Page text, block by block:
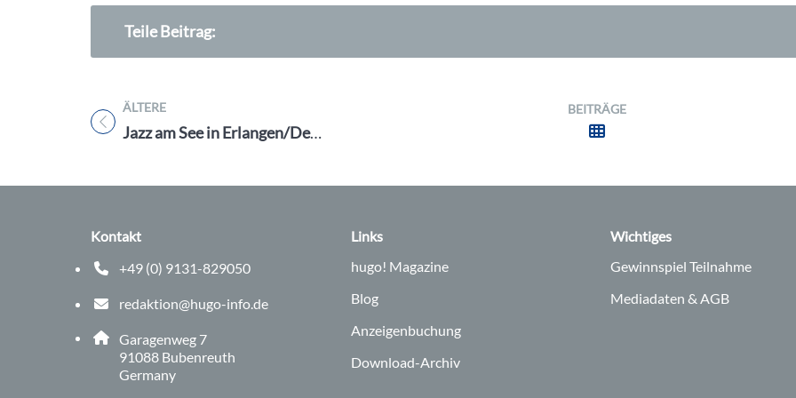
Teile Beitrag:
ÄLTERE
Titel für Beitrag
Jazz am See in Erlangen/Dechsendorf am Do. 27.7.23 mit Pop- und Soulstar Sarah Connor
BEITRÄGE
Kontakt
+49 (0) 9131-829050
Telefonnummer: 0 9 1 3 1 8 2 9 0 5 0
redaktion@hugo-info.de
E-Mail Adresse: redaktion@hugo-info.de
Adresse:
Garagenweg 7
91088 , 9 1 0 8 8
Bubenreuth
Germany
Links
hugo! Magazine
Blog
Anzeigenbuchung
Download-Archiv
Wichtiges
Gewinnspiel Teilnahme
Mediadaten & AGB